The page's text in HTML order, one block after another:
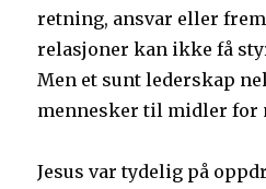
retning, ansvar eller
relasjoner kan ikke få
Men et sunt lederskap
mennesker til midler for
Jesus var tydelig på